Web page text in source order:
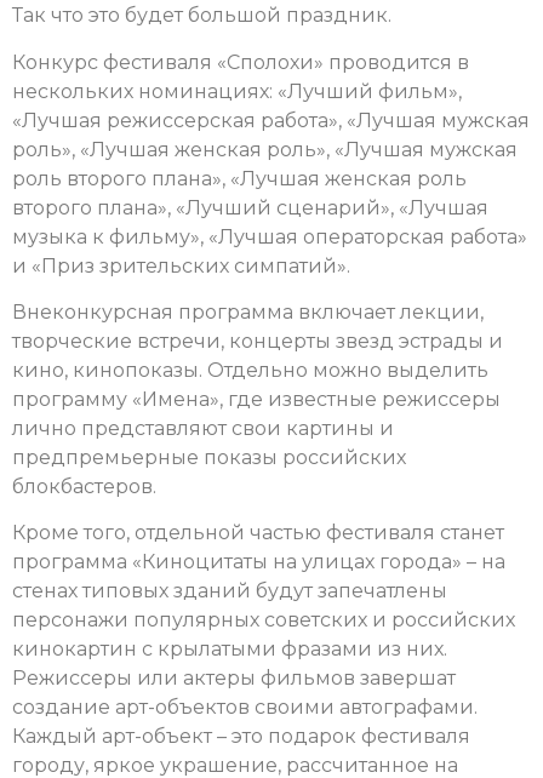
Так что это будет большой праздник.
Конкурс фестиваля «Сполохи» проводится в
нескольких номинациях: «Лучший фильм»,
«Лучшая режиссерская работа», «Лучшая мужская
роль», «Лучшая женская роль», «Лучшая мужская
роль второго плана», «Лучшая женская роль
второго плана», «Лучший сценарий», «Лучшая
музыка к фильму», «Лучшая операторская работа»
и «Приз зрительских симпатий».
Внеконкурсная программа включает лекции,
творческие встречи, концерты звезд эстрады и
кино, кинопоказы. Отдельно можно выделить
программу «Имена», где известные режиссеры
лично представляют свои картины и
предпремьерные показы российских
блокбастеров.
Кроме того, отдельной частью фестиваля станет
программа «Киноцитаты на улицах города» – на
стенах типовых зданий будут запечатлены
персонажи популярных советских и российских
кинокартин с крылатыми фразами из них.
Режиссеры или актеры фильмов завершат
создание арт-объектов своими автографами.
Каждый арт-объект – это подарок фестиваля
городу, яркое украшение, рассчитанное на